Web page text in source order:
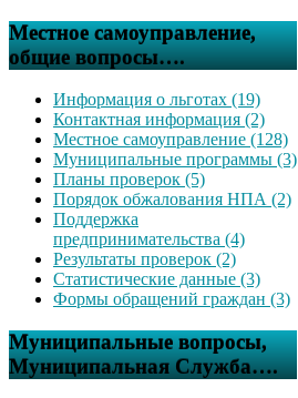
Местное самоуправление,
общие вопросы….
Информация о льготах (19)
Контактная информация (2)
Местное самоуправление (128)
Муниципальные программы (3)
Планы проверок (5)
Порядок обжалования НПА (2)
Поддержка
предпринимательства (4)
Результаты проверок (2)
Статистические данные (3)
Формы обращений граждан (3)
Муниципальные вопросы,
Муниципальная Служба….